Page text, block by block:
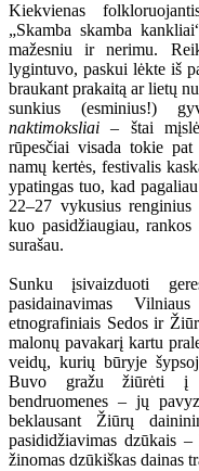
Kiekvienas
„Skamba skamba
mažesniu ir nerimu.
lygintuvo, paskui lėkte iš
braukant prakaitą ar lietų
sunkius (esminius!)
naktimoksliai– štai
rūpesčiai visada tokie
namų kertės, festivalis
ypatingas tuo, kad
22–27 vykusius
kuo pasidžiaugiau,
surašau.
Sunku įsivaizduoti
pasidainavimas
etnografiniais Sedos ir
malonų pavakarį kartu
veidų, kurių būryje
Buvo gražu žiūrėti į
bendruomenes – jų
beklausant Žiūrų
pasididžiavimas dzūkais
žinomas dzūkiškas dainas